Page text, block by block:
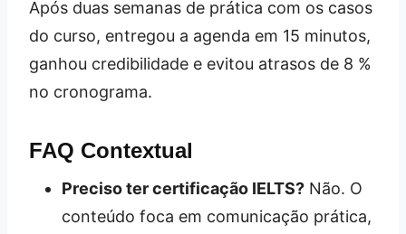
Após duas semanas de prática com os casos
do curso, entregou a agenda em 15 minutos,
ganhou credibilidade e evitou atrasos de 8 %
no cronograma.
FAQ Contextual
Preciso ter certificação IELTS? Não. O
conteúdo foca em comunicação prática,